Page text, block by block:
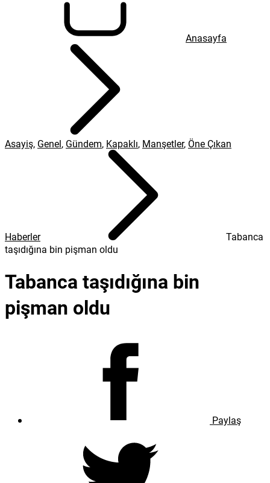
Anasayfa
Asayiş, Genel, Gündem, Kapaklı, Manşetler, Öne Çıkan
Haberler
Tabanca
taşıdığına bin pişman oldu
Tabanca taşıdığına bin
pişman oldu
Paylaş